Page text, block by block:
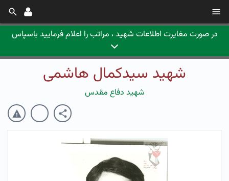
در صورت مغایرت اطلاعات شهید ، مراتب را اعلام فرمایید باسپاس
شهید سیدکمال هاشمی
شهید دفاع مقدس